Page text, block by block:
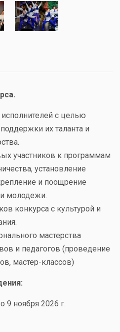
с целью
их таланта и
участников к программам
установление
и поощрение
молодежи.
конкурса с культурой и
мастерства
и педагогов (проведение
мастер-классов)
9 ноября 2026 г.